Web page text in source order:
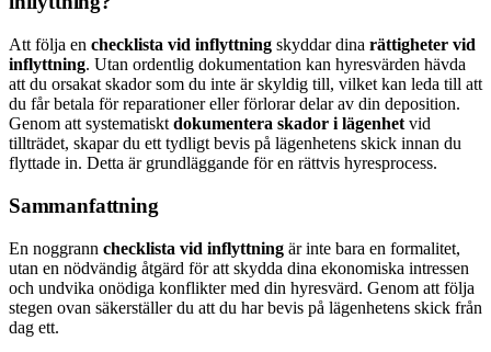
Att följa en checklista vid inflyttning skyddar dina rättigheter vid
inflyttning. Utan ordentlig dokumentation kan hyresvärden hävda
att du orsakat skador som du inte är skyldig till, vilket kan leda till att
du får betala för reparationer eller förlorar delar av din deposition.
Genom att systematiskt dokumentera skador i lägenhet vid
tillträdet, skapar du ett tydligt bevis på lägenhetens skick innan du
flyttade in. Detta är grundläggande för en rättvis hyresprocess.
Sammanfattning
En noggrann checklista vid inflyttning är inte bara en formalitet,
utan en nödvändig åtgärd för att skydda dina ekonomiska intressen
och undvika onödiga konflikter med din hyresvärd. Genom att följa
stegen ovan säkerställer du att du har bevis på lägenhetens skick från
dag ett.